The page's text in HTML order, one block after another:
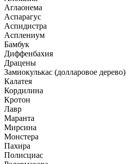
Аглаонема
Аспарагус
Аспидистра
Асплениум
Бамбук
Диффенбахия
Драцены
Замиокулькас (долларовое дерево)
Калатея
Кордилина
Кротон
Лавр
Маранта
Мирсина
Монстера
Пахира
Полисциас